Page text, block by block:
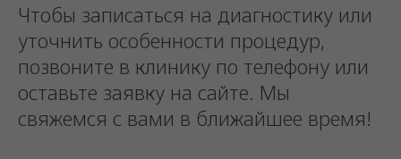
Чтобы записаться на диагностику или
уточнить особенности процедур,
позвоните в клинику по телефону или
оставьте заявку на сайте. Мы
свяжемся с вами в ближайшее время!